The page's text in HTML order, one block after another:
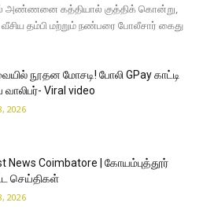
அண்ணனை கத்தியால் குத்திக் கொன்று,
தம்பி மற்றும் நண்பரை போலீசார் கைது
நூதன மோசடி! போலி GPay காட்டி
வாலிபர்- Viral video
2026
News Coimbatore | கோயம்புத்தூர்
செய்திகள்
2026